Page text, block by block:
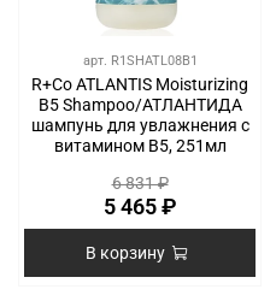
арт. R1SHATL08B1
R+Co ATLANTIS Moisturizing
B5 Shampoo/АТЛАНТИДА
шампунь для увлажнения с
витамином В5, 251мл
6 831 ₽
5 465 ₽
В корзину